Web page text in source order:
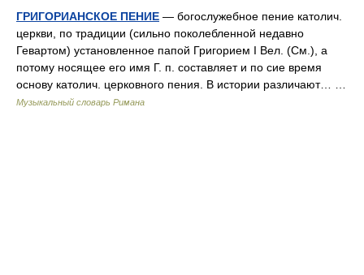
ГРИГОРИАНСКОЕ ПЕНИЕ — богослужебное пение католич.
церкви, по традиции (сильно поколебленной недавно
Гевартом) установленное папой Григорием I Вел. (См.), а
потому носящее его имя Г. п. составляет и по сие время
основу католич. церковного пения. В истории различают… …
Музыкальный словарь Римана